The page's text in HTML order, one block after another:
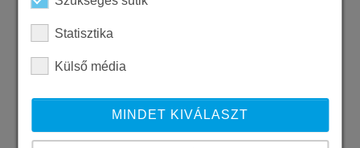
Statisztika
Külső média
MINDET KIVÁLASZT